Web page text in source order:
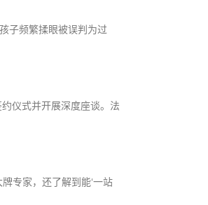
子频繁揉眼被误判为过
仪式并开展深度座谈。法
专家，还了解到能‘一站